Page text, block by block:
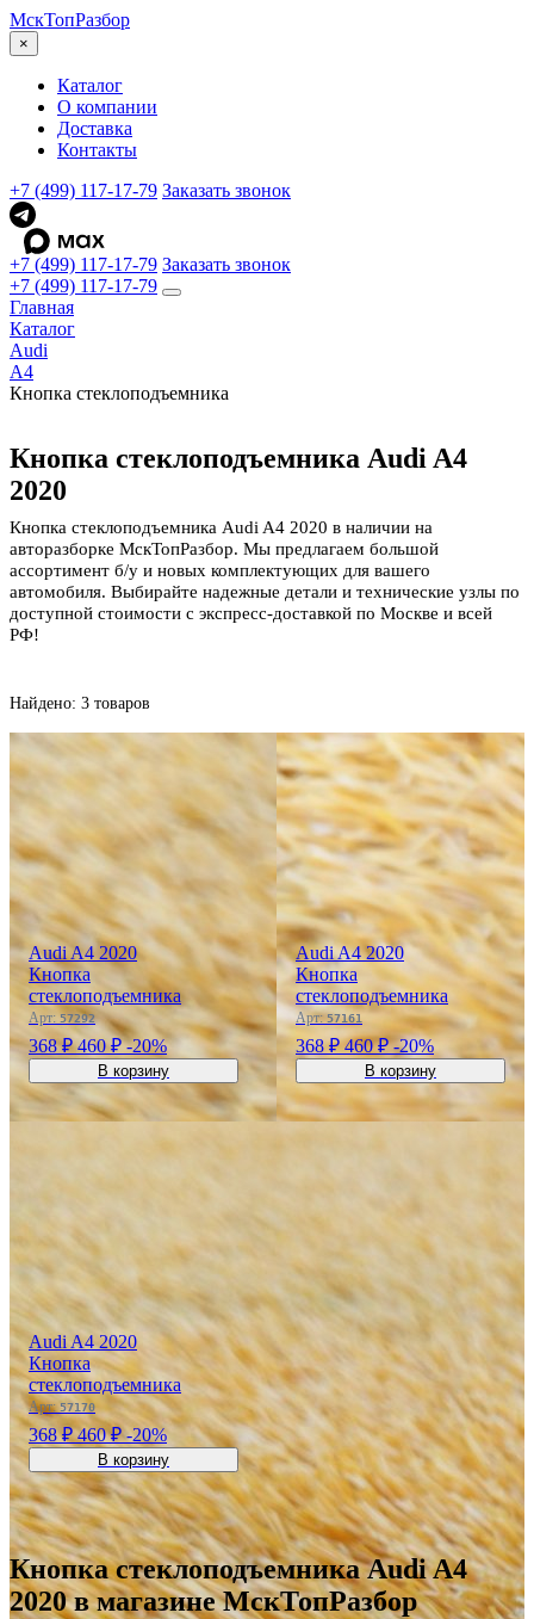
МскТопРазбор
×
Каталог
О компании
Доставка
Контакты
+7 (499) 117-17-79 Заказать звонок
+7 (499) 117-17-79 Заказать звонок
+7 (499) 117-17-79
Главная
Каталог
Audi
A4
Кнопка стеклоподъемника
Кнопка стеклоподъемника Audi A4
2020
Кнопка стеклоподъемника Audi A4 2020 в наличии на
авторазборке МскТопРазбор. Мы предлагаем большой
ассортимент б/у и новых комплектующих для вашего
автомобиля. Выбирайте надежные детали и технические узлы по
доступной стоимости с экспресс-доставкой по Москве и всей
РФ!
Найдено: 3 товаров
Audi A4 2020
Кнопка
стеклоподъемника
Арт:57292
368 ₽460 ₽-20%
В корзину
Audi A4 2020
Кнопка
стеклоподъемника
Арт:57161
368 ₽460 ₽-20%
В корзину
Audi A4 2020
Кнопка
стеклоподъемника
Арт: 57170
368 ₽460 ₽-20%
В корзину
Кнопка стеклоподъемника Audi A4
2020 в магазине МскТопРазбор